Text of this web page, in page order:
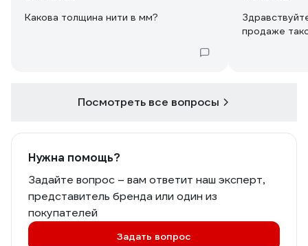
Какова толщина нити в мм?
продаже
Посмотреть все вопросы
Нужна помощь?
Задайте вопрос – вам ответит наш эксперт,
представитель бренда или один из
покупателей
Задать вопрос